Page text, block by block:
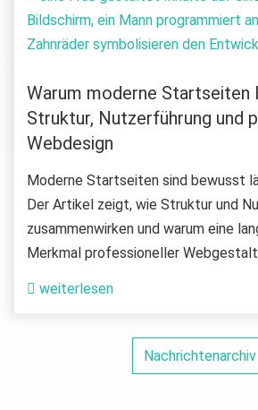
Warum moderne Startseiten
Struktur, Nutzerführung und
Webdesign
Moderne Startseiten sind bewusst
Der Artikel zeigt, wie Struktur und
zusammenwirken und warum eine
Merkmal professioneller
weiterlesen
Nachrichtenarchiv